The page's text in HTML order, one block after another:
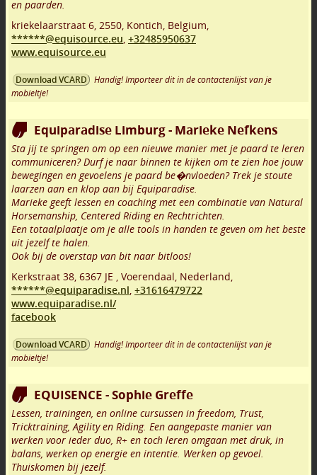
en paarden.
kriekelaarstraat 6, 2550, Kontich, Belgium,
******@equisource.eu, +32485950637
www.equisource.eu
Download VCARD
Handig! Importeer dit in de contactenlijst van je
mobieltje!
Equiparadise Limburg - Marieke Nefkens
Sta jij te springen om op een nieuwe manier met je paard te leren
communiceren? Durf je naar binnen te kijken om te zien hoe jouw
bewegingen en gevoelens je paard be�nvloeden? Trek je stoute
laarzen aan en klop aan bij Equiparadise.
Marieke geeft lessen en coaching met een combinatie van Natural
Horsemanship, Centered Riding en Rechtrichten.
Een totaalplaatje om je alle tools in handen te geven om het beste
uit jezelf te halen.
Ook bij de overstap van bit naar bitloos!
Kerkstraat 38, 6367 JE , Voerendaal, Nederland,
******@equiparadise.nl, +31616479722
www.equiparadise.nl/
facebook
Download VCARD
Handig! Importeer dit in de contactenlijst van je
mobieltje!
EQUISENCE - Sophie Greffe
Lessen, trainingen, en online cursussen in freedom, Trust,
Tricktraining, Agility en Riding. Een aangepaste manier van
werken voor ieder duo, R+ en toch leren omgaan met druk, in
balans, werken op energie en intentie. Werken op gevoel.
Thuiskomen bij jezelf.